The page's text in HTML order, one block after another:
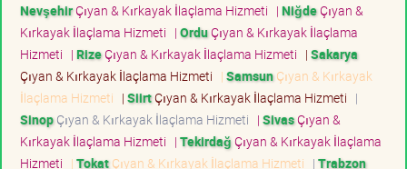
NevşehirÇıyan & Kırkayak İlaçlama Hizmeti | NiğdeÇıyan &
Kırkayak İlaçlama Hizmeti | OrduÇıyan & Kırkayak İlaçlama
Hizmeti | RizeÇıyan & Kırkayak İlaçlama Hizmeti | Sakarya
Çıyan & Kırkayak İlaçlama Hizmeti | SamsunÇıyan & Kırkayak
İlaçlama Hizmeti | SiirtÇıyan & Kırkayak İlaçlama Hizmeti |
SinopÇıyan & Kırkayak İlaçlama Hizmeti | SivasÇıyan &
Kırkayak İlaçlama Hizmeti | TekirdağÇıyan & Kırkayak İlaçlama
Hizmeti | TokatÇıyan & Kırkayak İlaçlama Hizmeti | Trabzon